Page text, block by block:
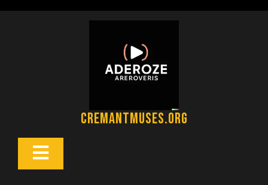
cremantmuses.org
Botón